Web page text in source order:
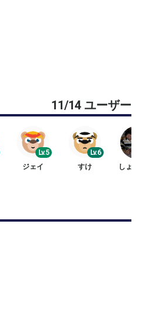
11/14 ユーザー
Lv.5
ジェイ
Lv.6
すけ
しょうご 🐊